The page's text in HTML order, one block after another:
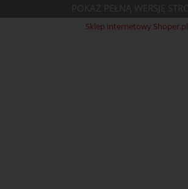
Sklep internetowy Shoper.pl